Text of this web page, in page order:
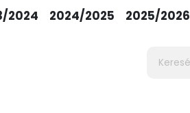
2024 2024/2025 2025/2026